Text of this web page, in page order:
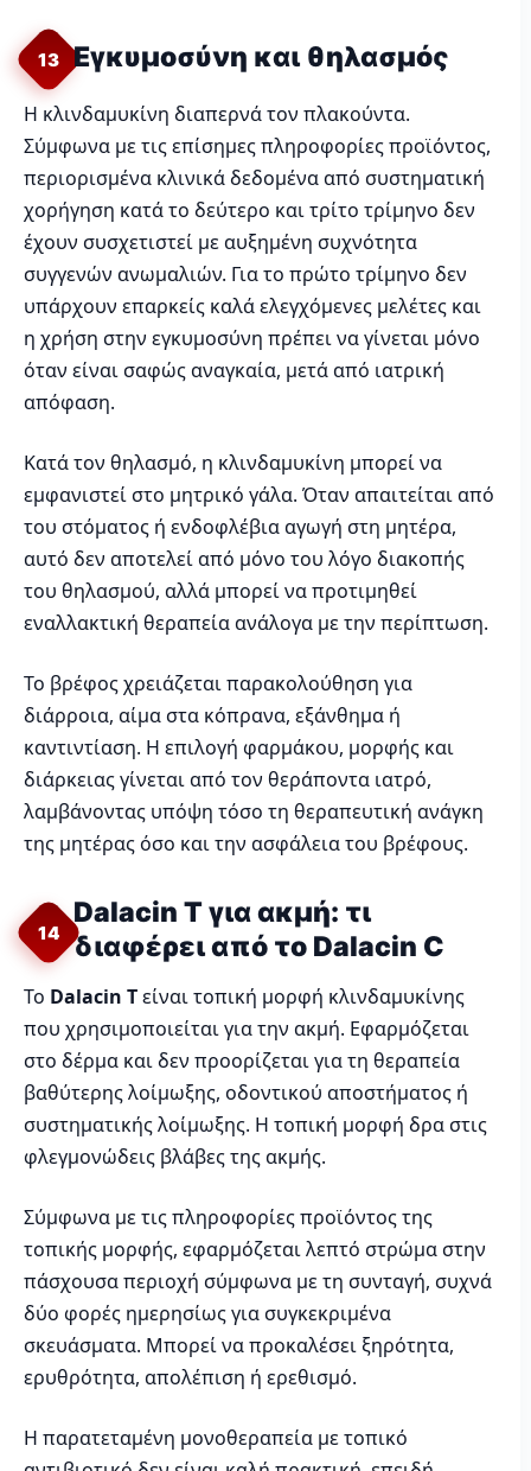
13 Εγκυμοσύνη και θηλασμός
Η κλινδαμυκίνη διαπερνά τον πλακούντα.
Σύμφωνα με τις επίσημες πληροφορίες προϊόντος,
περιορισμένα κλινικά δεδομένα από συστηματική
χορήγηση κατά το δεύτερο και τρίτο τρίμηνο δεν
έχουν συσχετιστεί με αυξημένη συχνότητα
συγγενών ανωμαλιών. Για το πρώτο τρίμηνο δεν
υπάρχουν επαρκείς καλά ελεγχόμενες μελέτες και
η χρήση στην εγκυμοσύνη πρέπει να γίνεται μόνο
όταν είναι σαφώς αναγκαία, μετά από ιατρική
απόφαση.
Κατά τον θηλασμό, η κλινδαμυκίνη μπορεί να
εμφανιστεί στο μητρικό γάλα. Όταν απαιτείται από
του στόματος ή ενδοφλέβια αγωγή στη μητέρα,
αυτό δεν αποτελεί από μόνο του λόγο διακοπής
του θηλασμού, αλλά μπορεί να προτιμηθεί
εναλλακτική θεραπεία ανάλογα με την περίπτωση.
Το βρέφος χρειάζεται παρακολούθηση για
διάρροια, αίμα στα κόπρανα, εξάνθημα ή
καντιντίαση. Η επιλογή φαρμάκου, μορφής και
διάρκειας γίνεται από τον θεράποντα ιατρό,
λαμβάνοντας υπόψη τόσο τη θεραπευτική ανάγκη
της μητέρας όσο και την ασφάλεια του βρέφους.
14
Dalacin T για ακμή: τι
διαφέρει από το Dalacin C
Το Dalacin Tείναι τοπική μορφή κλινδαμυκίνης
που χρησιμοποιείται για την ακμή. Εφαρμόζεται
στο δέρμα και δεν προορίζεται για τη θεραπεία
βαθύτερης λοίμωξης, οδοντικού αποστήματος ή
συστηματικής λοίμωξης. Η τοπική μορφή δρα στις
φλεγμονώδεις βλάβες της ακμής.
Σύμφωνα με τις πληροφορίες προϊόντος της
τοπικής μορφής, εφαρμόζεται λεπτό στρώμα στην
πάσχουσα περιοχή σύμφωνα με τη συνταγή, συχνά
δύο φορές ημερησίως για συγκεκριμένα
σκευάσματα. Μπορεί να προκαλέσει ξηρότητα,
ερυθρότητα, απολέπιση ή ερεθισμό.
Η παρατεταμένη μονοθεραπεία με τοπικό